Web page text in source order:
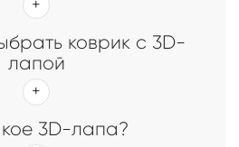
коврик с 3D-
лапой
3D-лапа?